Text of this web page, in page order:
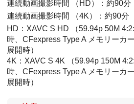
連続動画撮影時間 （HD）：約90分
連続動画撮影時間 （4K）：約90分
HD：XAVC S HD （59.94p 50M
時、CFexpress Type A メモリーカ
展開時）
4K：XAVC S 4K （59.94p 150M
時、CFexpress Type A メモリーカ
展開時）